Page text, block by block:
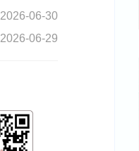
2026-06-30
2026-06-29